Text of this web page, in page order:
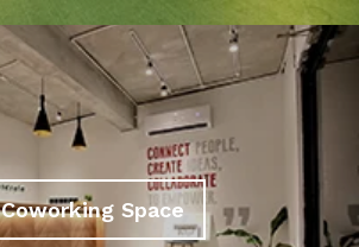
Coworking Space